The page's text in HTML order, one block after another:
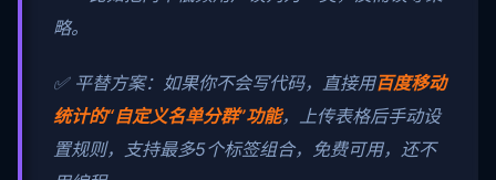
略。
✅ 平替方案：如果你不会写代码，直接用百度移动
统计的“自定义名单分群”功能，上传表格后手动设
置规则，支持最多5个标签组合，免费可用，还不